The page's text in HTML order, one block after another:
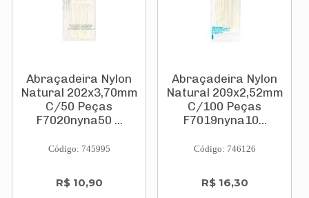
Abraçadeira Nylon
Natural 202x3,70mm
C/50 Peças
F7020nyna50 ...
Código: 745995
R$ 10,90
Abraçadeira Nylon
Natural 209x2,52mm
C/100 Peças
F7019nyna10...
Código: 746126
R$ 16,30